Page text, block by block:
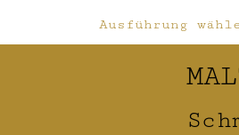
Ausführung